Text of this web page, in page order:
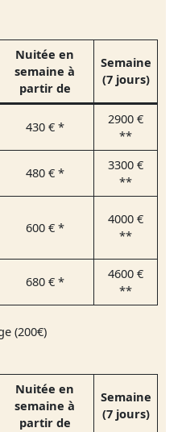
Nuitée en
semaine à
partir de
Semaine
(7 jours)
430 € *
2900 €
**
480 € *
3300 €
**
600 € *
4000 €
**
680 € *
4600 €
**
(200€)
Nuitée en
semaine à
partir de
Semaine
(7 jours)